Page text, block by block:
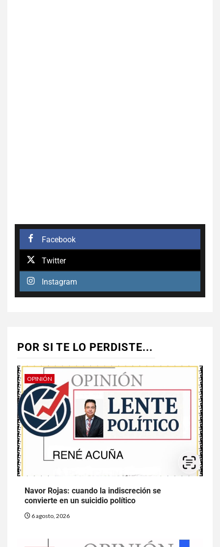
Facebook
Twitter
Instagram
POR SI TE LO PERDISTE...
OPINIÓN
Navor Rojas: cuando la indiscreción se
convierte en un suicidio político
6 agosto, 2026